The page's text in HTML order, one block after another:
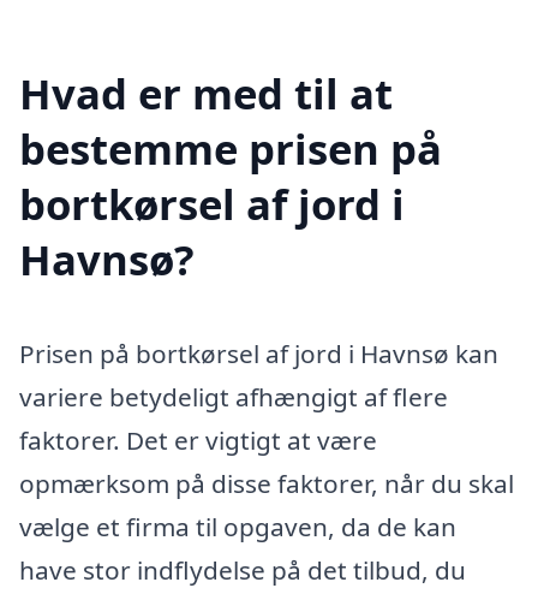
Hvad er med til at
bestemme prisen på
bortkørsel af jord i
Havnsø?
Prisen på bortkørsel af jord i Havnsø kan
variere betydeligt afhængigt af flere
faktorer. Det er vigtigt at være
opmærksom på disse faktorer, når du skal
vælge et firma til opgaven, da de kan
have stor indflydelse på det tilbud, du